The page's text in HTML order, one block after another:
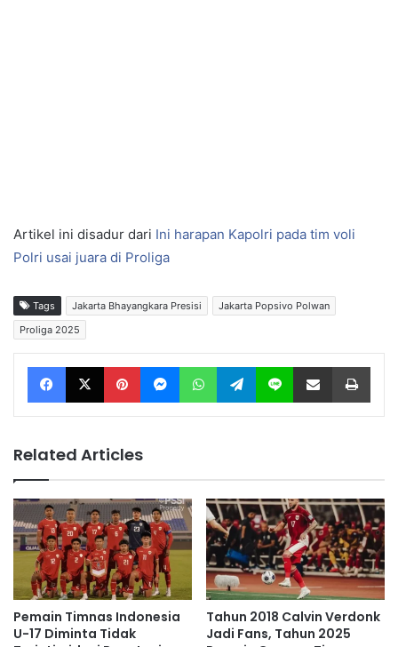
Artikel ini disadur dari Ini harapan Kapolri pada tim voli
Polri usai juara di Proliga
Tags Jakarta Bhayangkara Presisi
Jakarta Popsivo Polwan
Proliga 2025
Facebook X Pinterest Messenger WhatsApp Telegram Line Share via Email
Related Articles
Pemain Timnas Indonesia
U-17 Diminta Tidak
Tahun 2018 Calvin Verdonk
Jadi Fans, Tahun 2025